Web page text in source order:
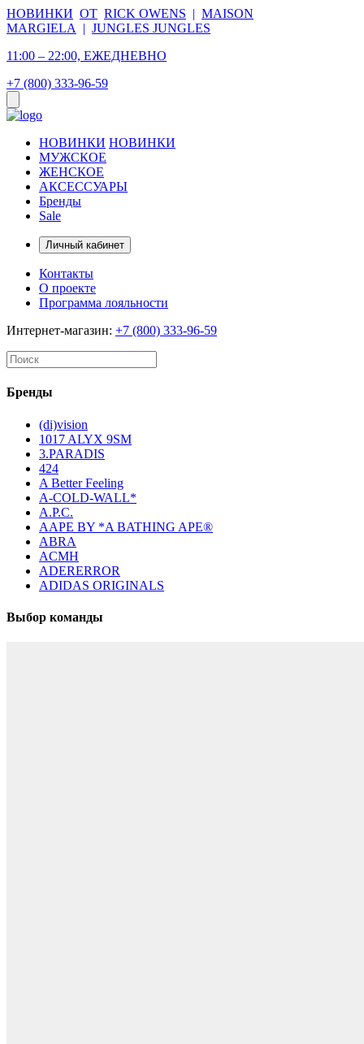
НОВИНКИ ОТ RICK OWENS | MAISON
MARGIELA
| JUNGLES JUNGLES
11:00 – 22:00, ЕЖЕДНЕВНО
+7 (800) 333-96-59
НОВИНКИ НОВИНКИ
МУЖСКОЕ
ЖЕНСКОЕ
АКСЕССУАРЫ
Бренды
Sale
Личный кабинет
Контакты
О проекте
Программа лояльности
Интернет-магазин: +7 (800) 333-96-59
Бренды
(di)vision
1017 ALYX 9SM
3.PARADIS
424
A Better Feeling
A-COLD-WALL*
A.P.C.
AAPE BY *A BATHING APE®
ABRA
ACMH
ADERERROR
ADIDAS ORIGINALS
Выбор команды